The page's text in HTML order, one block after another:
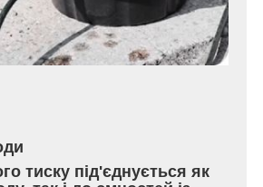
тиску під'єднується як